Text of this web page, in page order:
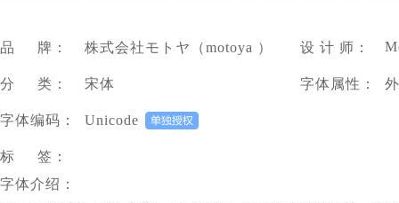
品 牌： 株式会社モトヤ（motoya ） 设 计 师：
分 类： 宋体 字体属性：
字体编码： Unicode
标 签：
字体介绍：